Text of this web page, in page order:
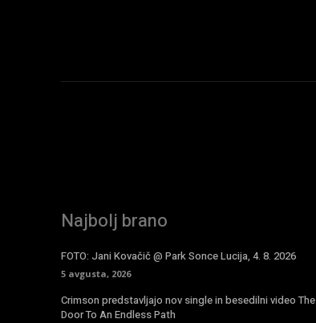
Najbolj brano
FOTO: Jani Kovačič @ Park Sonce Lucija, 4. 8. 2026
5 avgusta, 2026
Crimson predstavljajo nov single in besedilni video The
Door To An Endless Path